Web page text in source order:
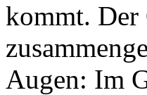
kommt. Der
Augen: Im